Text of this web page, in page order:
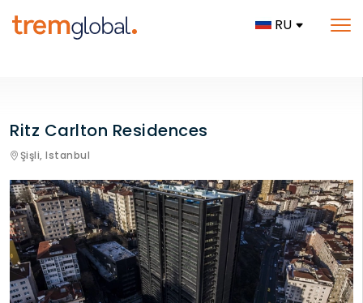
RU
Ritz Carlton Residences
Şişli, Istanbul